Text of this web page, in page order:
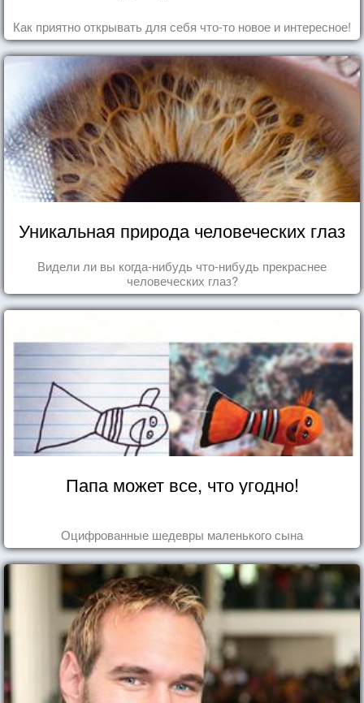
Как приятно открывать для себя что-то новое и интересное!
Уникальная природа человеческих глаз
Видели ли вы когда-нибудь что-нибудь прекраснее
человеческих глаз?
Папа может все, что угодно!
Оцифрованные шедевры маленького сына